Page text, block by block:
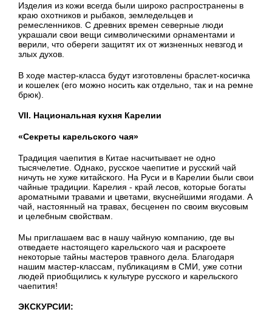
Изделия из кожи всегда были широко распространены в
краю охотников и рыбаков, земледельцев и
ремесленников. С древних времен северные люди
украшали свои вещи символическими орнаментами и
верили, что обереги защитят их от жизненных невзгод и
злых духов.
В ходе мастер-класса будут изготовлены браслет-косичка
и кошелек (его можно носить как отдельно, так и на ремне
брюк).
VII. Национальная кухня Карелии
«Секреты карельского чая»
Традиция чаепития в Китае насчитывает не одно
тысячелетие. Однако, русское чаепитие и русский чай
ничуть не хуже китайского. На Руси и в Карелии были свои
чайные традиции. Карелия - край лесов, которые богаты
ароматными травами и цветами, вкуснейшими ягодами. А
чай, настоянный на травах, бесценен по своим вкусовым
и целебным свойствам.
Мы приглашаем вас в нашу чайную компанию, где вы
отведаете настоящего карельского чая и раскроете
некоторые тайны мастеров травного дела. Благодаря
нашим мастер-классам, публикациям в СМИ, уже сотни
людей приобщились к культуре русского и карельского
чаепития!
ЭКСКУРСИИ: